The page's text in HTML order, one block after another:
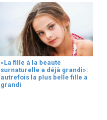
«La fille à la beauté
surnaturelle a déjà grandi»:
autrefois la plus belle fille a
grandi